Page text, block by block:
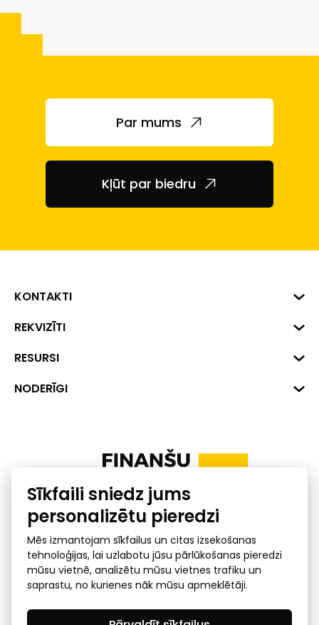
Par mums
Kļūt par biedru
KONTAKTI
Biznesa centrs "VERDE" Roberta
1045
+371 287 18175
REKVIZĪTI
Reģ. Nr. 40008002175
Banka: SEB Banka
RESURSI
Dati
Uzņēmumu kredītspējas kalkulators
NODERĪGI
Ombuds
Sīkfaili sniedz jums
personalizētu pieredzi
Mēs izmantojam sīkfailus un citas izsekošanas
tehnoloģijas, lai uzlabotu jūsu pārlūkošanas pieredzi
mūsu vietnē, analizētu mūsu vietnes trafiku un
saprastu, no kurienes nāk mūsu apmeklētāji.